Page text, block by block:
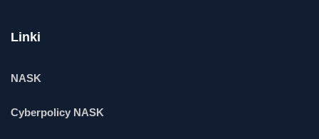
Linki
NASK
Cyberpolicy NASK